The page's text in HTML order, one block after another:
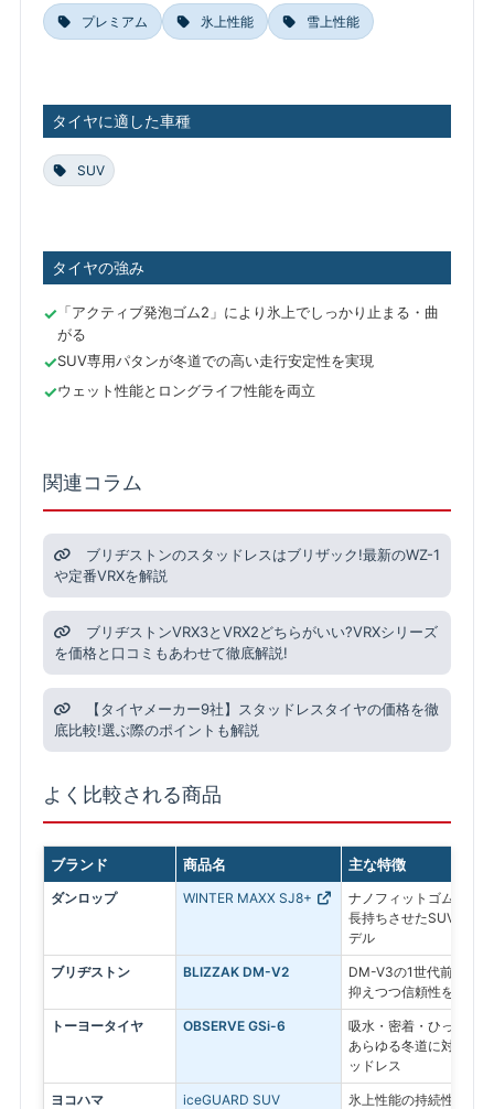
プレミアム 氷上性能 雪上性能
タイヤに適した車種
SUV
タイヤの強み
「アクティブ発泡ゴム2」により氷上でしっかり止まる・曲
がる
SUV専用パタンが冬道での高い走行安定性を実現
ウェット性能とロングライフ性能を両立
関連コラム
ブリヂストンのスタッドレスはブリザック!最新のWZ-1
や定番VRXを解説
ブリヂストンVRX3とVRX2どちらがいい?VRXシリーズ
を価格と口コミもあわせて徹底解説!
【タイヤメーカー9社】スタッドレスタイヤの価格を徹
底比較!選ぶ際のポイントも解説
よく比較される商品
ブランド 商品名 主な特徴
ダンロップ WINTER MAXX SJ8+
ナノフィットゴムを採
長持ちさせたSUV専用
デル
ブリヂストン BLIZZAK DM-V2
DM-V3の1世代前のモ
抑えつつ信頼性を求め
トーヨータイヤ OBSERVE GSi-6
吸水・密着・ひっかき
あらゆる冬道に対応す
ッドレス
ヨコハマ
iceGUARD SUV
氷上性能の持続性と、